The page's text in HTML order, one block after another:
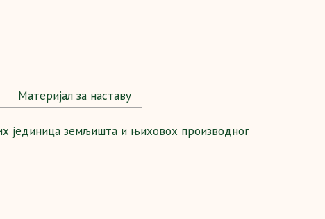
Maтеријал за наставу
јединица земљишта и њиховох производног